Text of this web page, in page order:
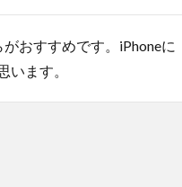
おすすめです。iPhoneに
ます。